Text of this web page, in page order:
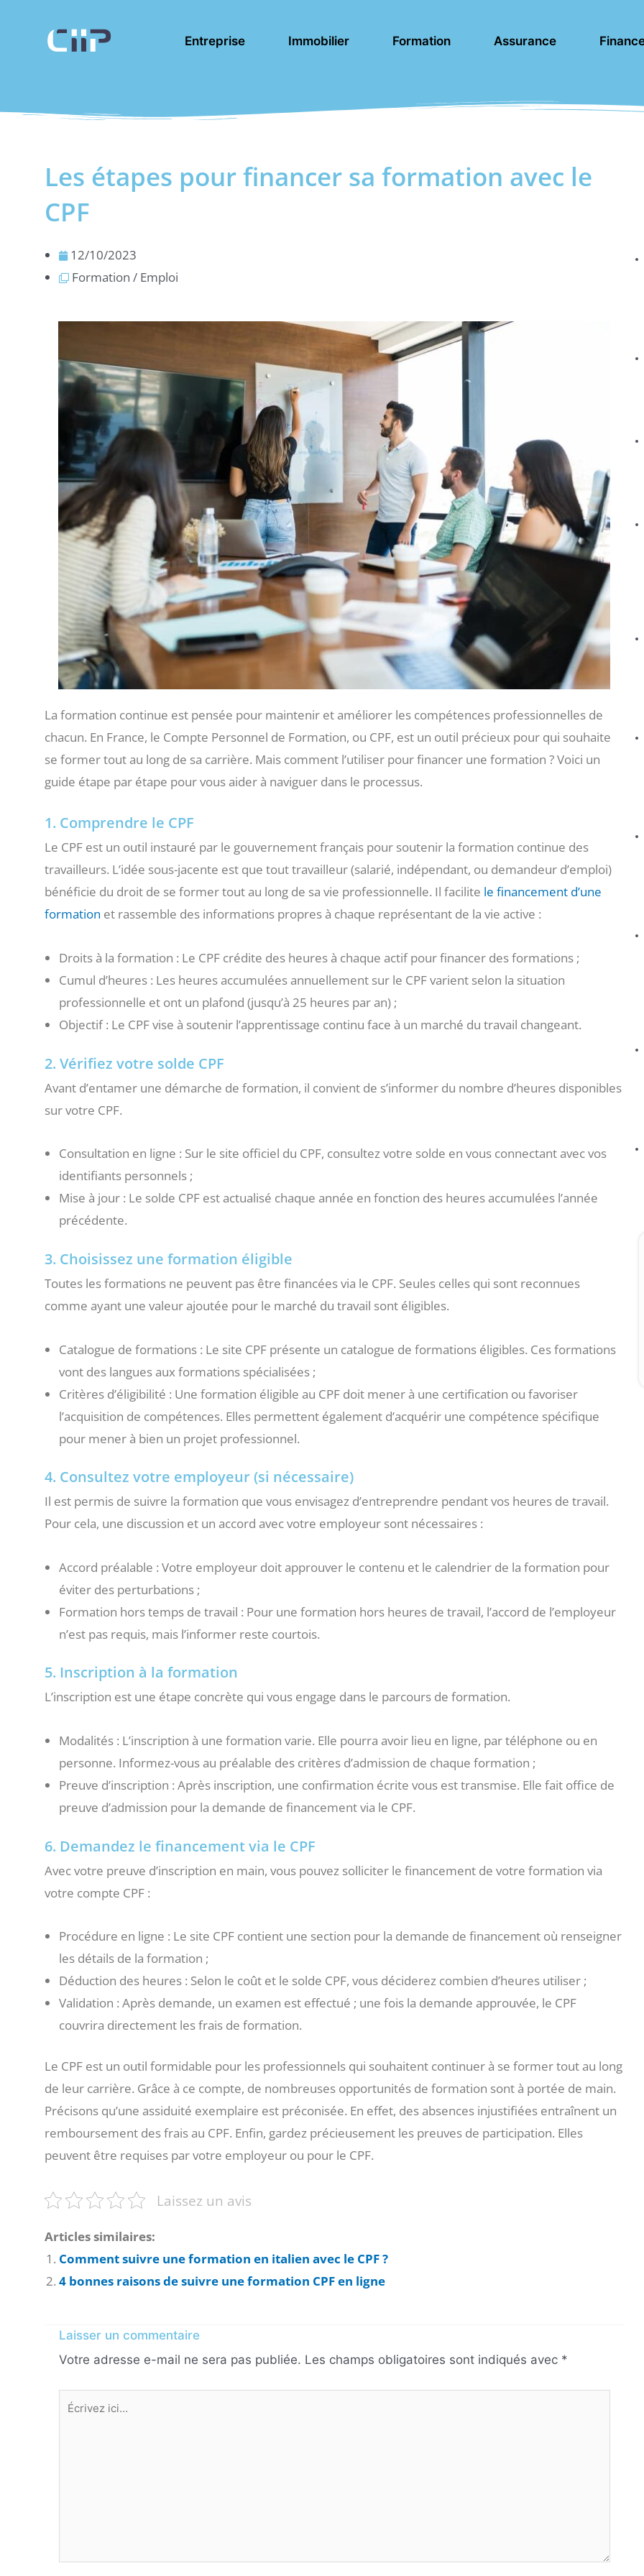
Entreprise Immobilier Formation Assurance
Les étapes pour financer sa formation avec le
CPF
12/10/2023
Formation / Emploi
La formation continue est pensée pour maintenir et améliorer les compétences professionnelles de
chacun. En France, le Compte Personnel de Formation, ou CPF, est un outil précieux pour qui souhaite
se former tout au long de sa carrière. Mais comment l’utiliser pour financer une formation ? Voici un
guide étape par étape pour vous aider à naviguer dans le processus.
1. Comprendre le CPF
Le CPF est un outil instauré par le gouvernement français pour soutenir la formation continue des
travailleurs. L’idée sous-jacente est que tout travailleur (salarié, indépendant, ou demandeur d’emploi)
bénéficie du droit de se former tout au long de sa vie professionnelle. Il facilite le financement d’une
formation et rassemble des informations propres à chaque représentant de la vie active :
Droits à la formation : Le CPF crédite des heures à chaque actif pour financer des formations ;
Cumul d’heures : Les heures accumulées annuellement sur le CPF varient selon la situation
professionnelle et ont un plafond (jusqu’à 25 heures par an) ;
Objectif : Le CPF vise à soutenir l’apprentissage continu face à un marché du travail changeant.
2. Vérifiez votre solde CPF
Avant d’entamer une démarche de formation, il convient de s’informer du nombre d’heures disponibles
sur votre CPF.
Consultation en ligne : Sur le site officiel du CPF, consultez votre solde en vous connectant avec vos
identifiants personnels ;
Mise à jour : Le solde CPF est actualisé chaque année en fonction des heures accumulées l’année
précédente.
3. Choisissez une formation éligible
Toutes les formations ne peuvent pas être financées via le CPF. Seules celles qui sont reconnues
comme ayant une valeur ajoutée pour le marché du travail sont éligibles.
Catalogue de formations : Le site CPF présente un catalogue de formations éligibles. Ces formations
vont des langues aux formations spécialisées ;
Critères d’éligibilité : Une formation éligible au CPF doit mener à une certification ou favoriser
l’acquisition de compétences. Elles permettent également d’acquérir une compétence spécifique
pour mener à bien un projet professionnel.
4. Consultez votre employeur (si nécessaire)
Il est permis de suivre la formation que vous envisagez d’entreprendre pendant vos heures de travail.
Pour cela, une discussion et un accord avec votre employeur sont nécessaires :
Accord préalable : Votre employeur doit approuver le contenu et le calendrier de la formation pour
éviter des perturbations ;
Formation hors temps de travail : Pour une formation hors heures de travail, l’accord de l’employeur
n’est pas requis, mais l’informer reste courtois.
5. Inscription à la formation
L’inscription est une étape concrète qui vous engage dans le parcours de formation.
Modalités : L’inscription à une formation varie. Elle pourra avoir lieu en ligne, par téléphone ou en
personne. Informez-vous au préalable des critères d’admission de chaque formation ;
Preuve d’inscription : Après inscription, une confirmation écrite vous est transmise. Elle fait office de
preuve d’admission pour la demande de financement via le CPF.
6. Demandez le financement via le CPF
Avec votre preuve d’inscription en main, vous pouvez solliciter le financement de votre formation via
votre compte CPF :
Procédure en ligne : Le site CPF contient une section pour la demande de financement où renseigner
les détails de la formation ;
Déduction des heures : Selon le coût et le solde CPF, vous déciderez combien d’heures utiliser ;
Validation : Après demande, un examen est effectué ; une fois la demande approuvée, le CPF
couvrira directement les frais de formation.
Le CPF est un outil formidable pour les professionnels qui souhaitent continuer à se former tout au long
de leur carrière. Grâce à ce compte, de nombreuses opportunités de formation sont à portée de main.
Précisons qu’une assiduité exemplaire est préconisée. En effet, des absences injustifiées entraînent un
remboursement des frais au CPF. Enfin, gardez précieusement les preuves de participation. Elles
peuvent être requises par votre employeur ou pour le CPF.
Laissez un avis
Articles similaires:
Comment suivre une formation en italien avec le CPF ?
4 bonnes raisons de suivre une formation CPF en ligne
Laisser un commentaire
Votre adresse e-mail ne sera pas publiée. Les champs obligatoires sont indiqués avec *
Écrivez